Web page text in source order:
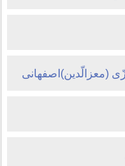
(معزالّدین)اصفهانی